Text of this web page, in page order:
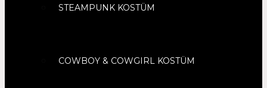
STEAMPUNK KOSTÜM
COWBOY & COWGIRL KOSTÜM